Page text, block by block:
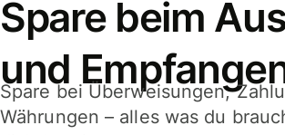
Spare beim
und
Spare bei Überweisungen,
Währungen – alles was du